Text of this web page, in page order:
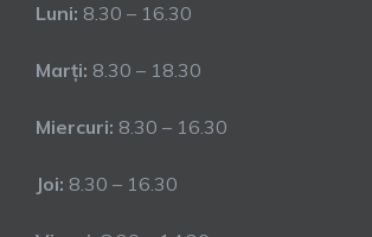
Luni: 8.30 – 16.30
Marți: 8.30 – 18.30
Miercuri: 8.30 – 16.30
Joi: 8.30 – 16.30